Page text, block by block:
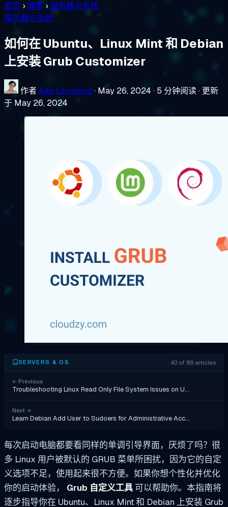
首页 ›博客 › 服务器与系统
服务器与系统
如何在 Ubuntu、Linux Mint 和 Debian
上安装 Grub Customizer
作者Ada Lovegood · May 26, 2024 · 5 分钟阅读· 更新
于 May 26, 2024
SERVERS & OS 43 of 89 articles
← Previous
Troubleshooting Linux Read Only File System Issues on U…
Next →
Learn Debian Add User to Sudoers for Administrative Acc…
每次启动电脑都要看同样的单调引导界面，厌烦了吗？很
多 Linux 用户被默认的 GRUB 菜单所困扰，因为它的自定
义选项不足，使用起来很不方便。如果你想个性化并优化
你的启动体验， Grub 自定义工具 可以帮助你。本指南将
逐步指导你在 Ubuntu、Linux Mint 和 Debian 上安装 Grub